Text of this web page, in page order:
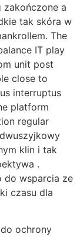
zakończone a
tak skóra w
The
IT play
unit post
close to
interruptus
platform
regular
klin i tak
.
do wsparcia ze
czasu dla
ochrony